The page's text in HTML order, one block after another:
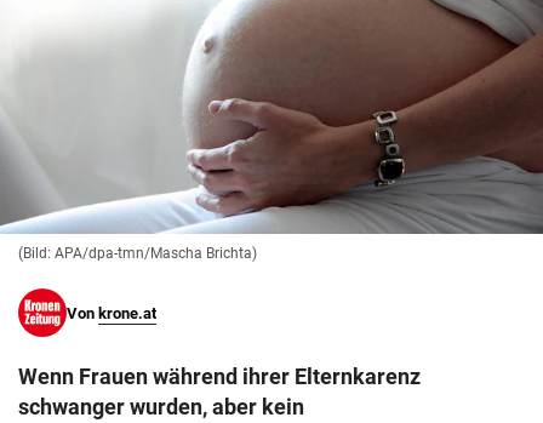
© Krone Multimedia GmbH & Co KG 2026
Muthgasse 2, 1190 Wien
(Bild: APA/dpa-tmn/Mascha Brichta)
Von krone.at
Wenn Frauen während ihrer Elternkarenz
schwanger wurden, aber kein